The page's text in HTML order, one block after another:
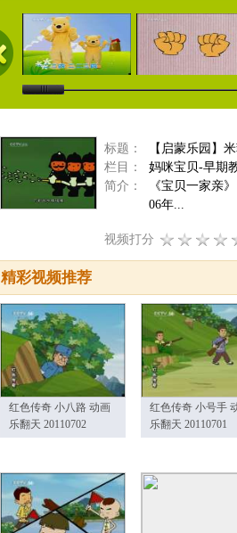
标题：
【启蒙乐园】
栏目：
妈咪宝贝-早期
简介：
《宝贝一家亲
06年...
视频打分
精彩视频推荐
红色传奇 小八路 动画
乐翻天 20110702
红色传奇 小号手
乐翻天 20110701